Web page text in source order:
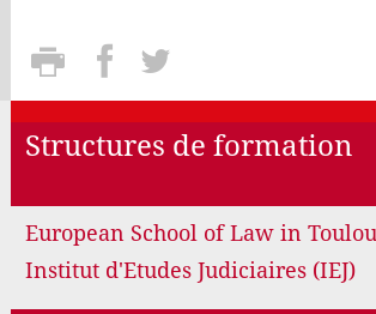
Structures de formation
European School of Law in
Institut d'Etudes Judiciaires (IEJ)